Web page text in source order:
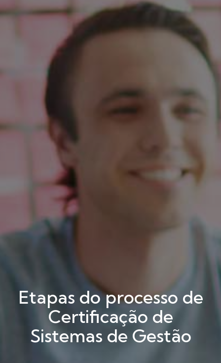
Etapas do processo de
Certificação de
Sistemas de Gestão